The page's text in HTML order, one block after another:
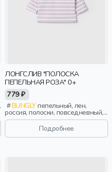
ЛОНГСЛИВ "ПОЛОСКА
ПЕПЕЛЬНАЯ РОЗА" 0+
779 ₽
BUNGLYпепельный, лен,
россия, полоски, повседневный,
малыши, дети
Подробнее